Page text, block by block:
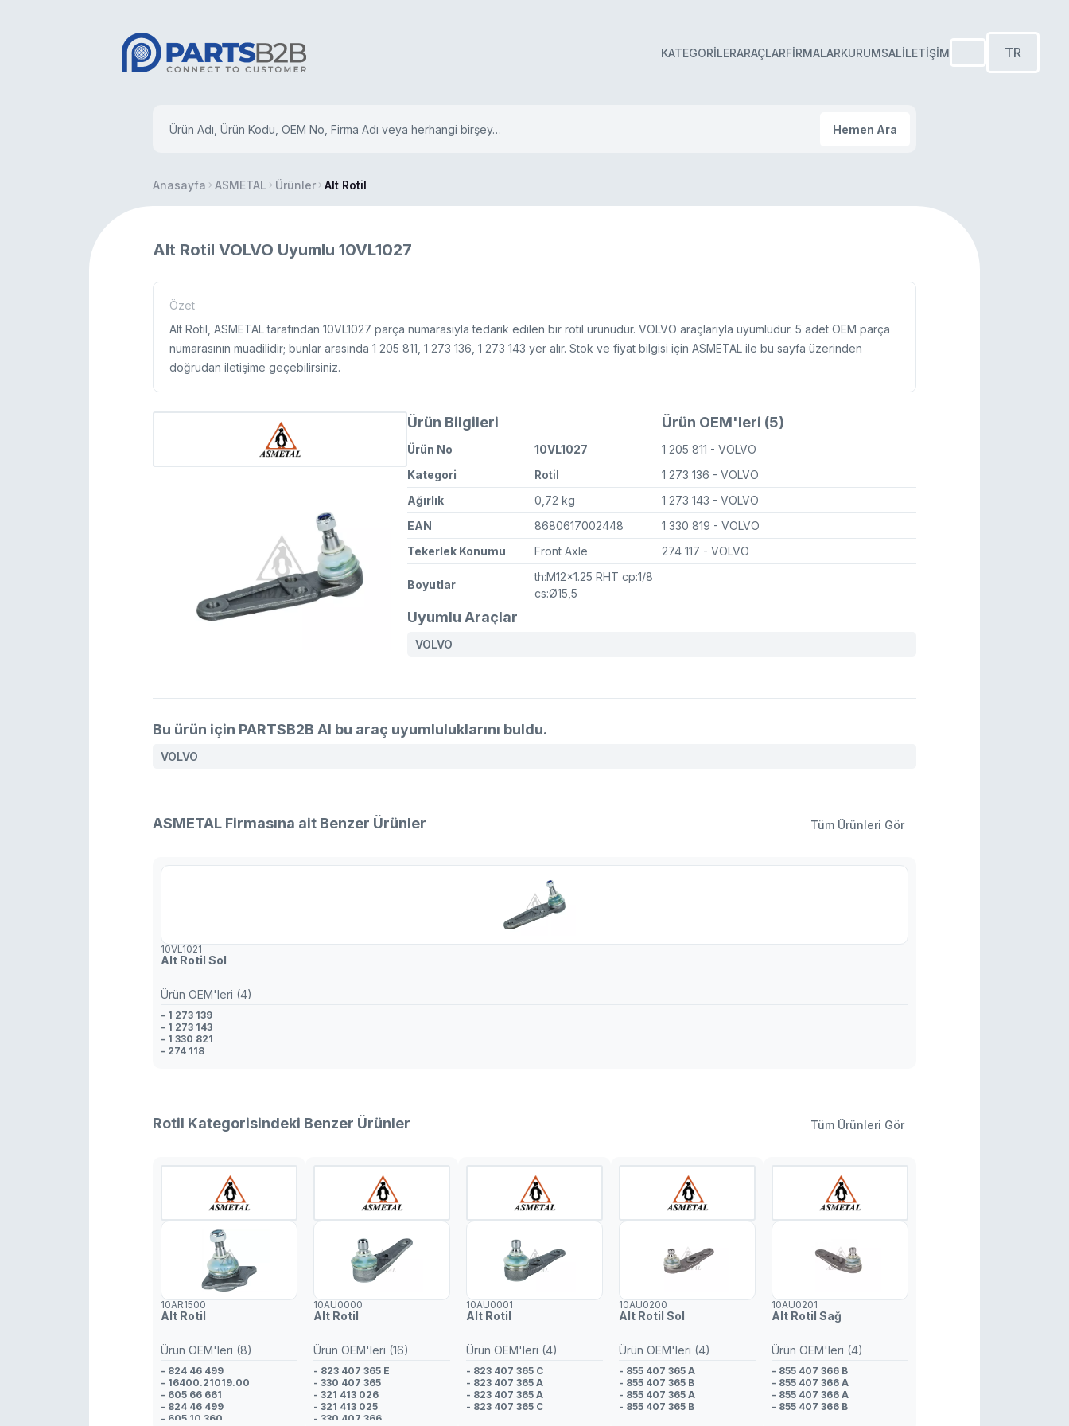
KATEGORILERARAÇLARFIRMALARKURUMSALİLETIŞIM TR
Hemen Ara
Anasayfa ASMETAL Ürünler Alt Rotil
Alt Rotil VOLVO Uyumlu 10VL1027
Özet
Alt Rotil, ASMETAL tarafından 10VL1027 parça numarasıyla tedarik edilen bir rotil ürünüdür. VOLVO araçlarıyla uyumludur. 5 adet OEM parça
numarasının muadilidir; bunlar arasında 1 205 811, 1 273 136, 1 273 143 yer alır. Stok ve fiyat bilgisi için ASMETAL ile bu sayfa üzerinden
doğrudan iletişime geçebilirsiniz.
Ürün Bilgileri
Ürün No
10VL1027
Kategori
Rotil
Ağırlık
0,72 kg
EAN
8680617002448
Tekerlek Konumu
Front Axle
Boyutlar
th:M12x1.25 RHT cp:1/8
cs:Ø15,5
Ürün OEM'leri (5)
1 205 811 - VOLVO
1 273 136 - VOLVO
1 273 143 - VOLVO
1 330 819 - VOLVO
274 117 - VOLVO
Uyumlu Araçlar
VOLVO
Bu ürün için PARTSB2B AI bu araç uyumluluklarını buldu.
VOLVO
ASMETAL Firmasına ait Benzer Ürünler Tüm Ürünleri Gör
10VL1021
Alt Rotil Sol
Ürün OEM'leri (4)
- 1 273 139
- 1 273 143
- 1 330 821
- 274 118
Rotil Kategorisindeki Benzer Ürünler Tüm Ürünleri Gör
10AR1500
Alt Rotil
Ürün OEM'leri (8)
- 824 46 499
- 16400.21019.00
- 605 66 661
- 824 46 499
- 605 10 360
10AU0000
Alt Rotil
Ürün OEM'leri (16)
- 823 407 365 E
- 330 407 365
- 321 413 026
- 321 413 025
- 330 407 366
10AU0001
Alt Rotil
Ürün OEM'leri (4)
- 823 407 365 C
- 823 407 365 A
- 823 407 365 A
- 823 407 365 C
10AU0200
Alt Rotil Sol
Ürün OEM'leri (4)
- 855 407 365 A
- 855 407 365 B
- 855 407 365 A
- 855 407 365 B
10AU0201
Alt Rotil Sağ
Ürün OEM'leri (4)
- 855 407 366 B
- 855 407 366 A
- 855 407 366 A
- 855 407 366 B